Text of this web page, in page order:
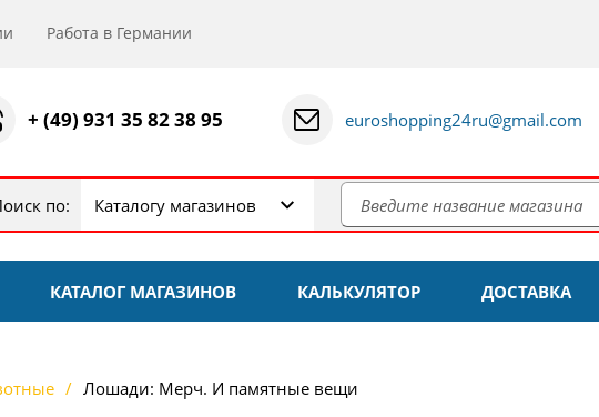
Работа в Германии
+ (49) 931 35 82 38 95 euroshopping24ru@gmail.com
по: Каталогу магазинов
КАТАЛОГ МАГАЗИНОВ КАЛЬКУЛЯТОР ДОСТАВКА
Лошади: Мерч. И памятные вещи